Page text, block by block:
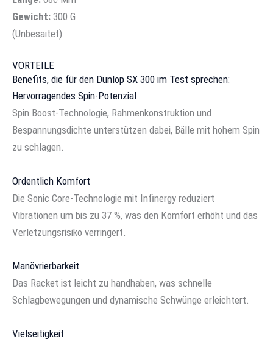
Gewicht: 300 G
(Unbesaitet)
VORTEILE
Benefits, die für den Dunlop SX 300 im Test sprechen:
Hervorragendes Spin-Potenzial
Spin Boost-Technologie, Rahmenkonstruktion und
Bespannungsdichte unterstützen dabei, Bälle mit hohem Spin
zu schlagen.
Ordentlich Komfort
Die Sonic Core-Technologie mit Infinergy reduziert
Vibrationen um bis zu 37 %, was den Komfort erhöht und das
Verletzungsrisiko verringert.
Manövrierbarkeit
Das Racket ist leicht zu handhaben, was schnelle
Schlagbewegungen und dynamische Schwünge erleichtert.
Vielseitigkeit